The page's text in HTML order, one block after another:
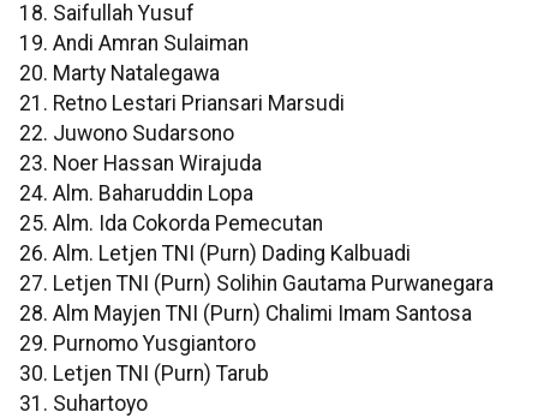
18. Saifullah Yusuf
19. Andi Amran Sulaiman
20. Marty Natalegawa
21. Retno Lestari Priansari Marsudi
22. Juwono Sudarsono
23. Noer Hassan Wirajuda
24. Alm. Baharuddin Lopa
25. Alm. Ida Cokorda Pemecutan
26. Alm. Letjen TNI (Purn) Dading Kalbuadi
27. Letjen TNI (Purn) Solihin Gautama Purwanegara
28. Alm Mayjen TNI (Purn) Chalimi Imam Santosa
29. Purnomo Yusgiantoro
30. Letjen TNI (Purn) Tarub
31. Suhartoyo